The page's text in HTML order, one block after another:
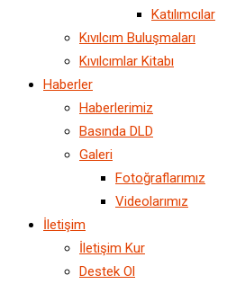
Katılımcılar
Kıvılcım Buluşmaları
Kıvılcımlar Kitabı
Haberler
Haberlerimiz
Basında DLD
Galeri
Fotoğraflarımız
Videolarımız
İletişim
İletişim Kur
Destek Ol